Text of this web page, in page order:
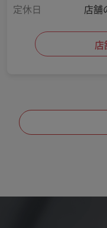
定休日
店舗
店